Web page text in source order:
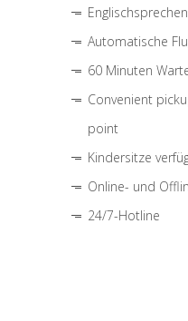
Automatische
60 Minuten
Convenient
point
Kindersitze
Online- und
24/7-Hotline